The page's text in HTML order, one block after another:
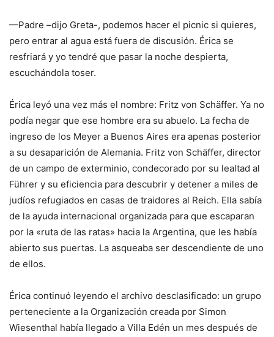
—Padre –dijo Greta-, podemos hacer el picnic si quieres,
pero entrar al agua está fuera de discusión. Érica se
resfriará y yo tendré que pasar la noche despierta,
escuchándola toser.
Érica leyó una vez más el nombre: Fritz von Schäffer. Ya no
podía negar que ese hombre era su abuelo. La fecha de
ingreso de los Meyer a Buenos Aires era apenas posterior
a su desaparición de Alemania. Fritz von Schäffer, director
de un campo de exterminio, condecorado por su lealtad al
Führer y su eficiencia para descubrir y detener a miles de
judíos refugiados en casas de traidores al Reich. Ella sabía
de la ayuda internacional organizada para que escaparan
por la «ruta de las ratas» hacia la Argentina, que les había
abierto sus puertas. La asqueaba ser descendiente de uno
de ellos.
Érica continuó leyendo el archivo desclasificado: un grupo
perteneciente a la Organización creada por Simon
Wiesenthal había llegado a Villa Edén un mes después de